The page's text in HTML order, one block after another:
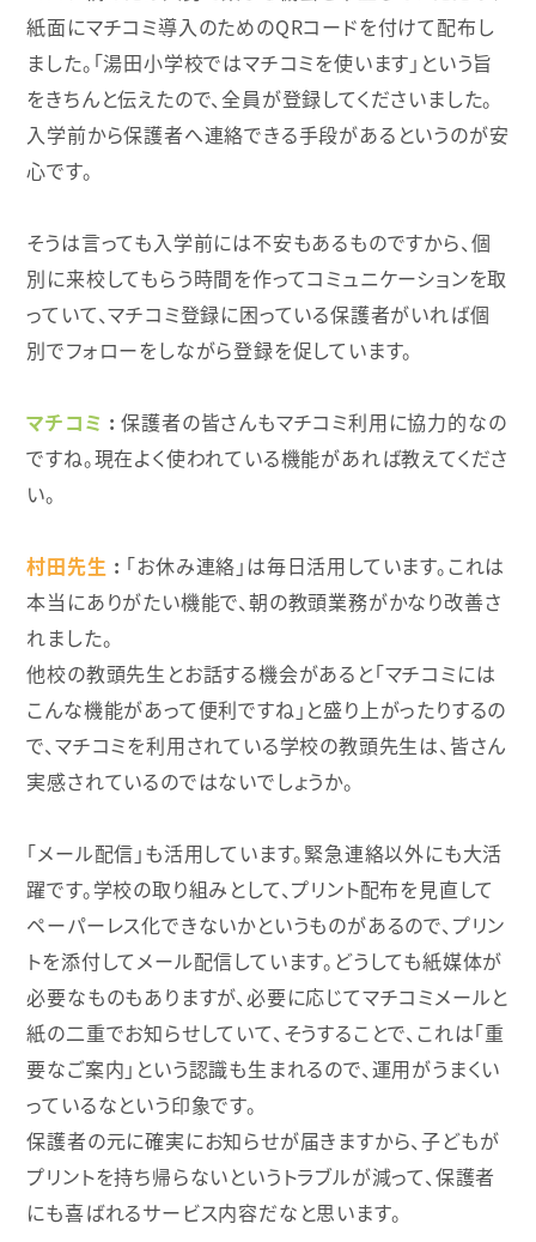
紙面にマチコミ導入のためのQRコードを付けて配布し
ました。「湯田小学校ではマチコミを使います」という旨
をきちんと伝えたので、全員が登録してくださいました。
入学前から保護者へ連絡できる手段があるというのが安
心です。
そうは言っても入学前には不安もあるものですから、個
別に来校してもらう時間を作ってコミュニケーションを取
っていて、マチコミ登録に困っている保護者がいれば個
別でフォローをしながら登録を促しています。
マチコミ
保護者の皆さんもマチコミ利用に協力的なの
ですね。現在よく使われている機能があれば教えてくださ
い。
村田先生
「お休み連絡」は毎日活用しています。これは
本当にありがたい機能で、朝の教頭業務がかなり改善さ
れました。
他校の教頭先生とお話する機会があると「マチコミには
こんな機能があって便利ですね」と盛り上がったりするの
で、マチコミを利用されている学校の教頭先生は、皆さん
実感されているのではないでしょうか。
「メール配信」も活用しています。緊急連絡以外にも大活
躍です。学校の取り組みとして、プリント配布を見直して
ペーパーレス化できないかというものがあるので、プリン
トを添付してメール配信しています。どうしても紙媒体が
必要なものもありますが、必要に応じてマチコミメールと
紙の二重でお知らせしていて、そうすることで、これは「重
要なご案内」という認識も生まれるので、運用がうまくい
っているなという印象です。
保護者の元に確実にお知らせが届きますから、子どもが
プリントを持ち帰らないというトラブルが減って、保護者
にも喜ばれるサービス内容だなと思います。